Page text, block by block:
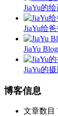
JiaYu的
JiaYu给
JiaYu
JiaYu的
博客信息
文章数目